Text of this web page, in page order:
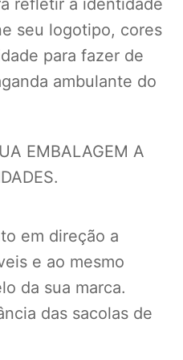
seu logotipo, cores
para fazer de
ambulante do
EMBALAGEM A
em direção a
e ao mesmo
da sua marca.
das sacolas de